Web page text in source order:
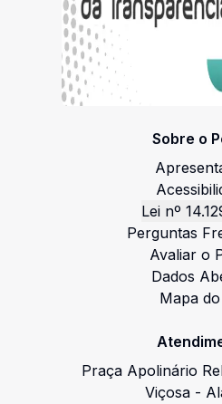
Sobre o
Lei nº
Perguntas
Avaliar o
Dados
Mapa
Praça Apolinário
Viçosa -